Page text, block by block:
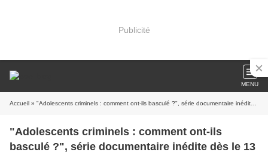
Publicité
MENU
Accueil » "Adolescents criminels : comment ont-ils basculé ?", série documentaire inédite dès le 13 février sur RMC Story
"Adolescents criminels : comment ont-ils
basculé ?", série documentaire inédite dès le 13